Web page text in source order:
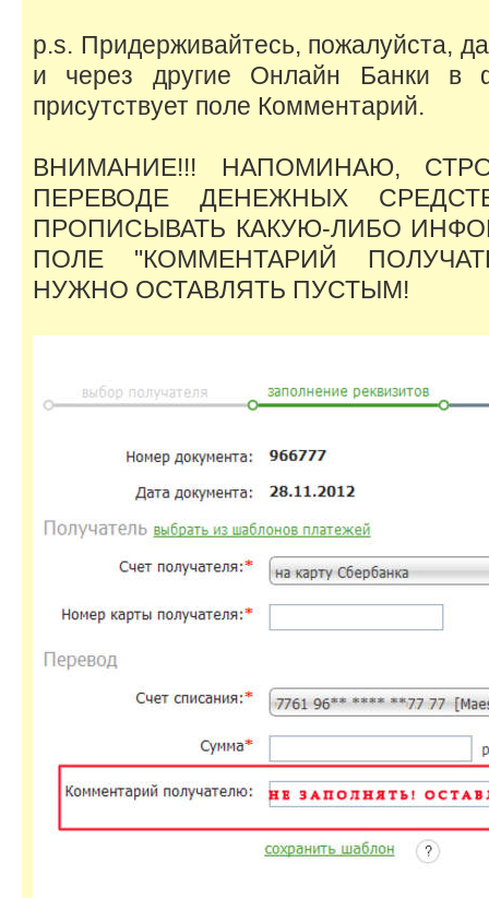
p.s. Придерживайтесь, пожалуйста,
и через другие Онлайн Банки в
присутствует поле Комментарий.
ВНИМАНИЕ!!! НАПОМИНАЮ,
ПЕРЕВОДЕ ДЕНЕЖНЫХ
ПРОПИСЫВАТЬ КАКУЮ-ЛИБО
ПОЛЕ "КОММЕНТАРИЙ
НУЖНО ОСТАВЛЯТЬ ПУСТЫМ!